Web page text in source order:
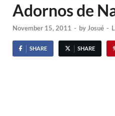
Adornos de
November 15, 2011 - byJosué -
SHARE SHARE